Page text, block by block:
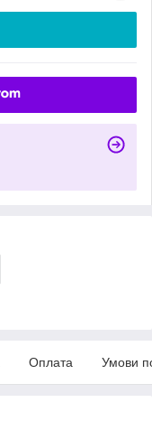
Оплата Умови